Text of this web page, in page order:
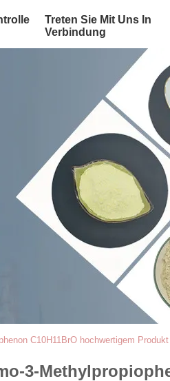
Treten Sie Mit Uns In
Verbindung
C10H11BrO hochwertigem Produkt
3-